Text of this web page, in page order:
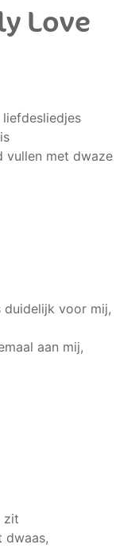
Love
vullen met dwaze
duidelijk voor mij,
aan mij,
zit
dwaas,